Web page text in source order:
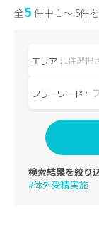
全5 件中 1 〜 5件
エリア：1件選択
フリーワード：
検索結果を絞り
#体外受精実施